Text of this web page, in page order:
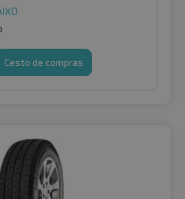
Cesto de compras